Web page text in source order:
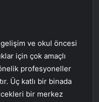
ve okul öncesi
için çok amaçlı
profesyoneller
Üç katlı bir binada
bir merkez